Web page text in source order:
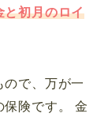
と初月のロイ
で、万が一
保険です。 金